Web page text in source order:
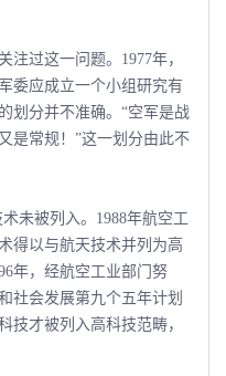
过这一问题。1977年，
委应成立一个小组研究有
划分并不准确。“空军是战
是常规！”这一划分由此不
未被列入。1988年航空工
得以与航天技术并列为高
年，经航空工业部门努
社会发展第九个五年计划
技才被列入高科技范畴，